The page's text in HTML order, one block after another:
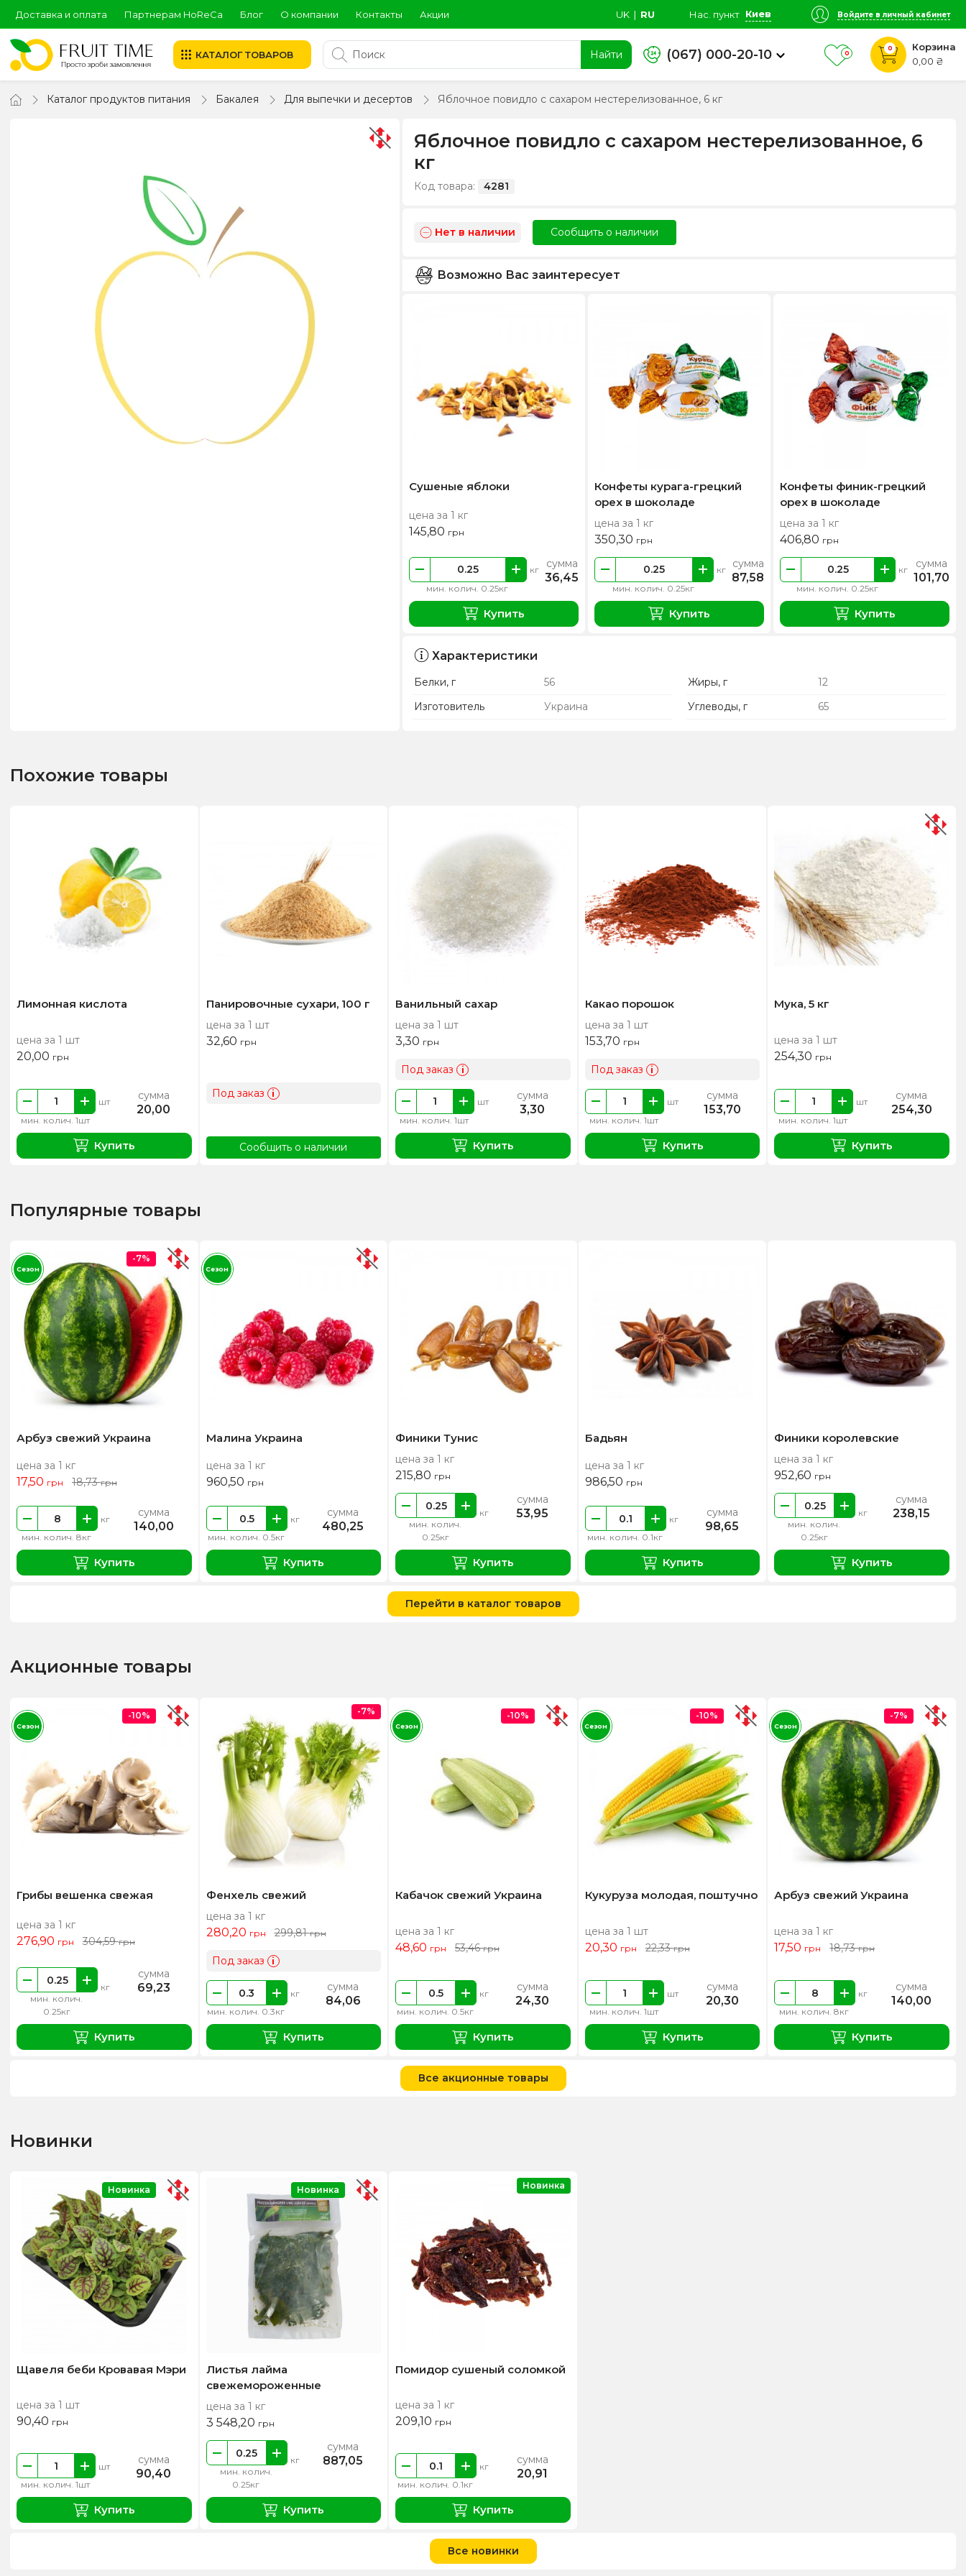
Доставка и оплата Партнерам HoReCa Блог О компании Контакты Акции UK ∣ RU Нас. пункт Киев Войдите в личный кабинет
КАТАЛОГ ТОВАРОВ Найти (067) 000-20-10 0
0
Корзина
0,00 ₴
Каталог продуктов питания Бакалея Для выпечки и десертов Яблочное повидло с сахаром нестерелизованное, 6 кг
Яблочное повидло с сахаром нестерелизованное, 6
кг
Код товара: 4281
Нет в наличии Сообщить о наличии
Возможно Вас заинтересует
Сушеные яблоки
цена за 1 кг
145,80 грн
мин. колич. 0.25кг
кг сумма
36,45
Купить
Конфеты курага-грецкий
орех в шоколаде
цена за 1 кг
350,30 грн
мин. колич. 0.25кг
кг сумма
87,58
Купить
Конфеты финик-грецкий
орех в шоколаде
цена за 1 кг
406,80 грн
мин. колич. 0.25кг
кг сумма
101,70
Купить
Характеристики
Белки, г 56 Жиры, г
12
Изготовитель
Украина Углеводы, г 65
Похожие товары
Лимонная кислота
цена за 1 шт
20,00 грн
мин. колич. 1шт
шт сумма
20,00
Купить
Панировочные сухари, 100 г
цена за 1 шт
32,60 грн
Под заказ i
Сообщить о наличии
Ванильный сахар
цена за 1 шт
3,30 грн
Под заказ i
мин. колич. 1шт
шт сумма
3,30
Купить
Какао порошок
цена за 1 шт
153,70 грн
Под заказ i
мин. колич. 1шт
шт сумма
153,70
Купить
Мука, 5 кг
цена за 1 шт
254,30 грн
мин. колич. 1шт
шт сумма
254,30
Купить
Популярные товары
Арбуз свежий Украина
цена за 1 кг
17,50 грн 18,73грн
мин. колич. 8кг
кг сумма
140,00
Купить
-7%
Сезон
Малина Украина
цена за 1 кг
960,50 грн
мин. колич. 0.5кг
кг сумма
480,25
Купить
Сезон
Финики Тунис
цена за 1 кг
215,80 грн
мин. колич.
0.25кг
кг
сумма
53,95
Купить
Бадьян
цена за 1 кг
986,50 грн
мин. колич. 0.1кг
кг сумма
98,65
Купить
Финики королевские
цена за 1 кг
952,60 грн
мин. колич.
0.25кг
кг
сумма
238,15
Купить
Перейти в каталог товаров
Акционные товары
Грибы вешенка свежая
цена за 1 кг
276,90 грн 304,59грн
мин. колич.
0.25кг
кг
сумма
69,23
Купить
-10%
Сезон
Фенхель свежий
цена за 1 кг
280,20 грн 299,81грн
Под заказ i
мин. колич. 0.3кг
кг сумма
84,06
Купить
-7%
Кабачок свежий Украина
цена за 1 кг
48,60 грн 53,46грн
мин. колич. 0.5кг
кг сумма
24,30
Купить
-10%
Сезон
Кукуруза молодая, поштучно
цена за 1 шт
20,30 грн 22,33грн
мин. колич. 1шт
шт сумма
20,30
Купить
-10%
Сезон
Арбуз свежий Украина
цена за 1 кг
17,50 грн 18,73грн
мин. колич. 8кг
кг сумма
140,00
Купить
-7%
Сезон
Все акционные товары
Новинки
Щавеля беби Кровавая Мэри
цена за 1 шт
90,40 грн
мин. колич. 1шт
шт сумма
90,40
Купить
Новинка
Листья лайма
свежемороженные
цена за 1 кг
3 548,20 грн
мин. колич.
0.25кг
кг
сумма
887,05
Купить
Новинка
Помидор сушеный соломкой
цена за 1 кг
209,10 грн
мин. колич. 0.1кг
кг сумма
20,91
Купить
Новинка
Все новинки